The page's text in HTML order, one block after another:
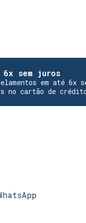
juros
em até 6x sem
de crédito